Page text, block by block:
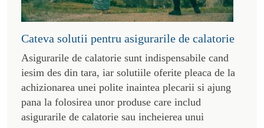
Cateva solutii pentru asigurarile de calatorie
Asigurarile de calatorie sunt indispensabile cand
iesim des din tara, iar solutiile oferite pleaca de la
achizionarea unei polite inaintea plecarii si ajung
pana la folosirea unor produse care includ
asigurarile de calatorie sau incheierea unui